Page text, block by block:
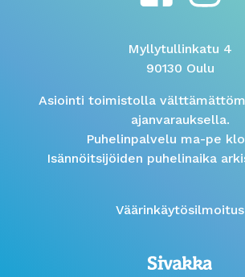
Myllytullinkatu 4
90130 Oulu
Asiointi toimistolla
ajanvarauksella.
Puhelinpalvelu ma-pe klo
Isännöitsijöiden puhelinaika
Väärinkäytösilmoitus